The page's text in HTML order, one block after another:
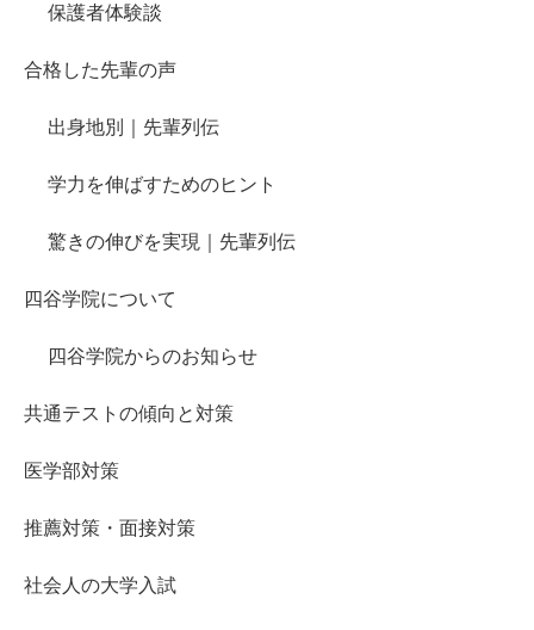
保護者体験談
合格した先輩の声
出身地別｜先輩列伝
学力を伸ばすためのヒント
驚きの伸びを実現｜先輩列伝
四谷学院について
四谷学院からのお知らせ
共通テストの傾向と対策
医学部対策
推薦対策・面接対策
社会人の大学入試